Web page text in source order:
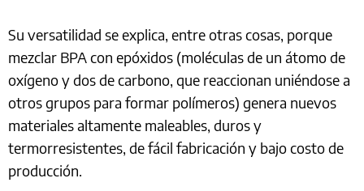
Su versatilidad se explica, entre otras cosas, porque
mezclar BPA con epóxidos (moléculas de un átomo de
oxígeno y dos de carbono, que reaccionan uniéndose a
otros grupos para formar polímeros) genera nuevos
materiales altamente maleables, duros y
termorresistentes, de fácil fabricación y bajo costo de
producción.